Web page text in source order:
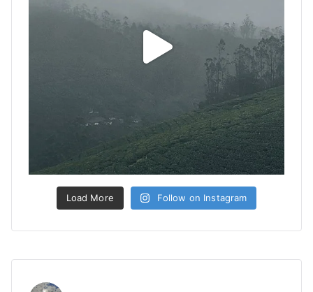
Load More Follow on Instagram